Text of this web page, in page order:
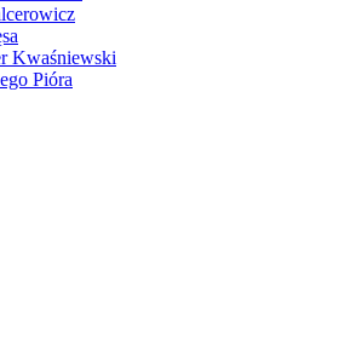
Kwaśniewski
Pióra